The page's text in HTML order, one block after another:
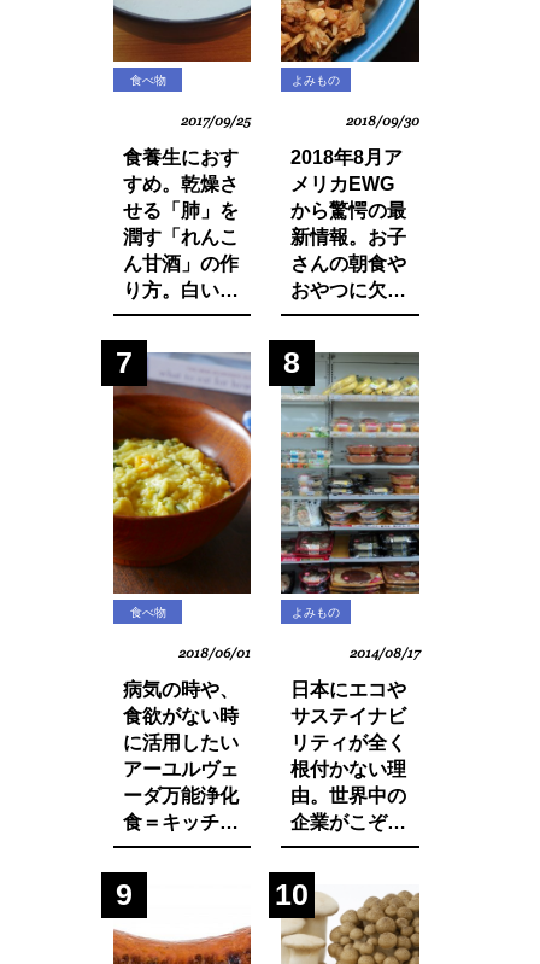
食べ物
2017/09/25
食養生におす
すめ。乾燥さ
せる「肺」を
潤す「れんこ
ん甘酒」の作
り方。白い食
材でカラダを
養おう。
よみもの
2018/09/30
2018年8月ア
メリカEWG
から驚愕の最
新情報。お子
さんの朝食や
おやつに欠か
せないシリア
ルから大量の
発がん性物質
グリホサート
が検出！
7
食べ物
2018/06/01
病気の時や、
食欲がない時
に活用したい
アーユルヴェ
ーダ万能浄化
食＝キッチャ
リーの作り方
8
よみもの
2014/08/17
日本にエコや
サステイナビ
リティが全く
根付かない理
由。世界中の
企業がこぞっ
て取り組む
SDGsへの遅
れ。それは日
本人・日本企
業と政府の意
9 10